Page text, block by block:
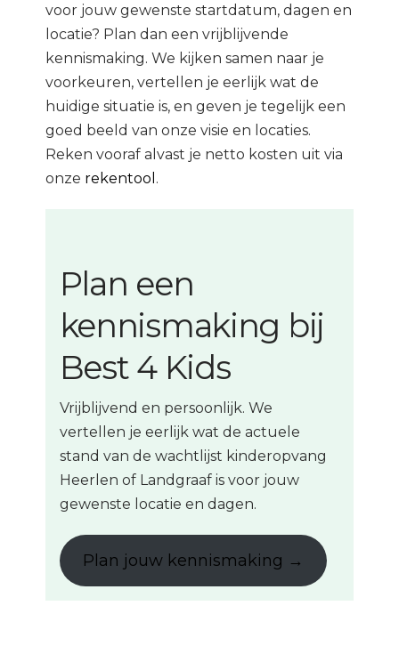
voor jouw gewenste startdatum, dagen en
locatie? Plan dan een vrijblijvende
kennismaking. We kijken samen naar je
voorkeuren, vertellen je eerlijk wat de
huidige situatie is, en geven je tegelijk een
goed beeld van onze visie en locaties.
Reken vooraf alvast je netto kosten uit via
onze rekentool .
Plan een
kennismaking bij
Best 4 Kids
Vrijblijvend en persoonlijk. We
vertellen je eerlijk wat de actuele
stand van de wachtlijst kinderopvang
Heerlen of Landgraaf is voor jouw
gewenste locatie en dagen.
Plan jouw kennismaking →